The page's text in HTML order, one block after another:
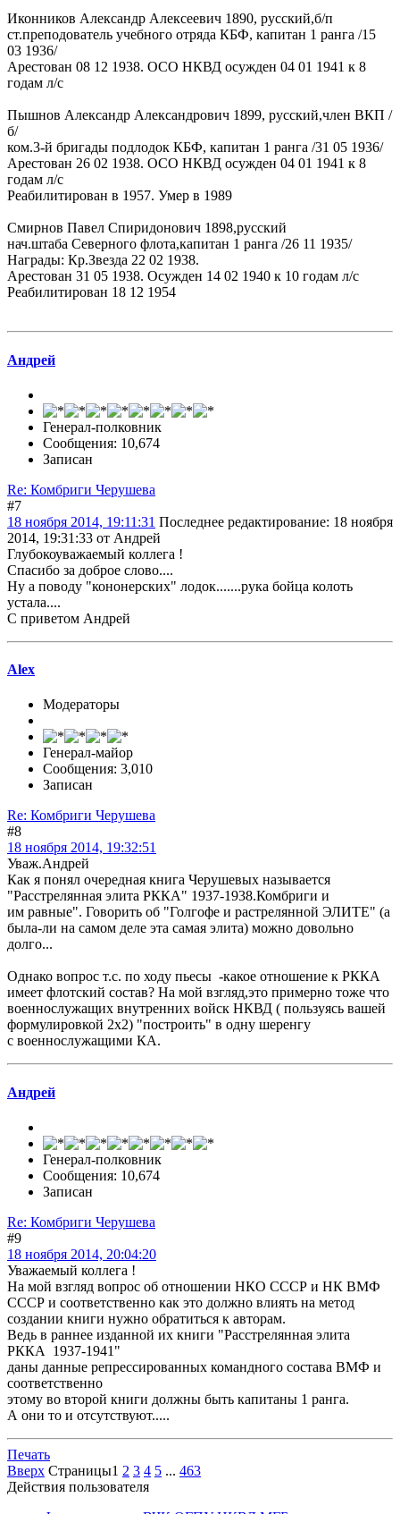
Иконников Александр Алексеевич 1890, русский,б/п
ст.преподователь учебного отряда КБФ, капитан 1 ранга /15
03 1936/
Арестован 08 12 1938. ОСО НКВД осужден 04 01 1941 к 8
годам л/с
Пышнов Александр Александрович 1899, русский,член ВКП /
б/
ком.3-й бригады подлодок КБФ, капитан 1 ранга /31 05 1936/
Арестован 26 02 1938. ОСО НКВД осужден 04 01 1941 к 8
годам л/с
Реабилитирован в 1957. Умер в 1989
Смирнов Павел Спиридонович 1898,русский
нач.штаба Северного флота,капитан 1 ранга /26 11 1935/
Награды: Кр.Звезда 22 02 1938.
Арестован 31 05 1938. Осужден 14 02 1940 к 10 годам л/с
Реабилитирован 18 12 1954
Андрей
Генерал-полковник
Сообщения: 10,674
Записан
Re: Комбриги Черушева
#7
18 ноября 2014, 19:11:31 Последнее редактирование: 18 ноября
2014, 19:31:33 от Андрей
Глубокоуважаемый коллега !
Спасибо за доброе слово....
Ну а поводу "кононерских" лодок.......рука бойца колоть
устала....
С приветом Андрей
Alex
Модераторы
Генерал-майор
Сообщения: 3,010
Записан
Re: Комбриги Черушева
#8
18 ноября 2014, 19:32:51
Уваж.Андрей
Как я понял очередная книга Черушевых называется
"Расстрелянная элита РККА" 1937-1938.Комбриги и
им равные". Говорить об "Голгофе и растрелянной ЭЛИТЕ" (а
была-ли на самом деле эта самая элита) можно довольно
долго...
Однако вопрос т.с. по ходу пьесы -какое отношение к РККА
имеет флотский состав? На мой взгляд,это примерно тоже что
военнослужащих внутренних войск НКВД ( пользуясь вашей
формулировкой 2х2) "построить" в одну шеренгу
с военнослужащими КА.
Андрей
Генерал-полковник
Сообщения: 10,674
Записан
Re: Комбриги Черушева
#9
18 ноября 2014, 20:04:20
Уважаемый коллега !
На мой взгляд вопрос об отношении НКО СССР и НК ВМФ
СССР и соответственно как это должно влиять на метод
создании книги нужно обратиться к авторам.
Ведь в раннее изданной их книги "Расстрелянная элита
РККА 1937-1941"
даны данные репрессированных командного состава ВМФ и
соответственно
этому во второй книги должны быть капитаны 1 ранга.
А они то и отсутствуют.....
Печать
Вверх Страницы1 2 3 4 5 ... 463
Действия пользователя